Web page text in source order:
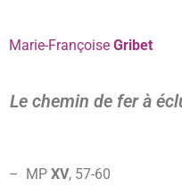
Marie-Françoise Gribet
Le chemin de fer à
– MP XV, 57-60